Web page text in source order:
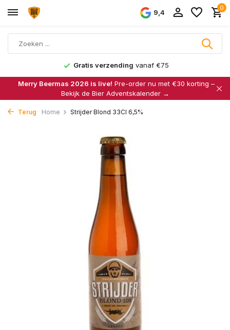
9,4
0
Gratis verzending vanaf €75
Merry Beermas 2026 is live! Pre-order nu met €30 korting –
Bekijk de Bier Adventskalender →
Terug Home Strijder Blond 33Cl 6,5%